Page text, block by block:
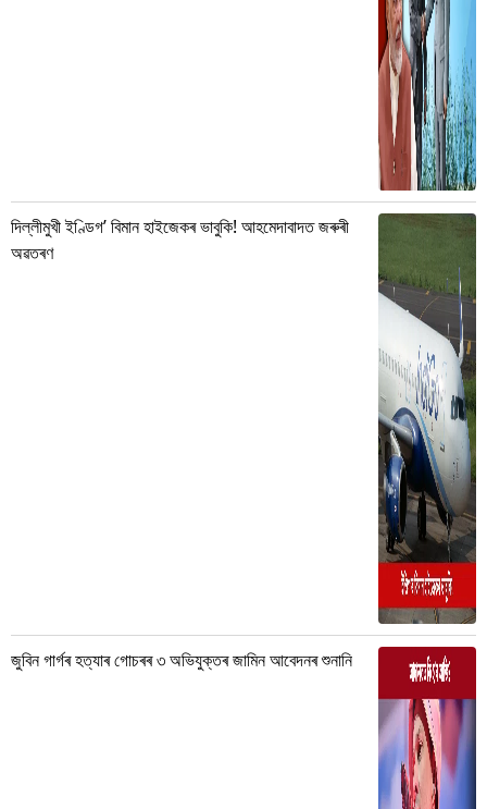
দিল্লীমুখী ইণ্ডিগ’ বিমান হাইজেকৰ ভাবুকি! আহমেদাবাদত জৰুৰী
অৱতৰণ
জুবিন গাৰ্গৰ হত্যাৰ গোচৰৰ ৩ অভিযুক্তৰ জামিন আবেদনৰ শুনানি